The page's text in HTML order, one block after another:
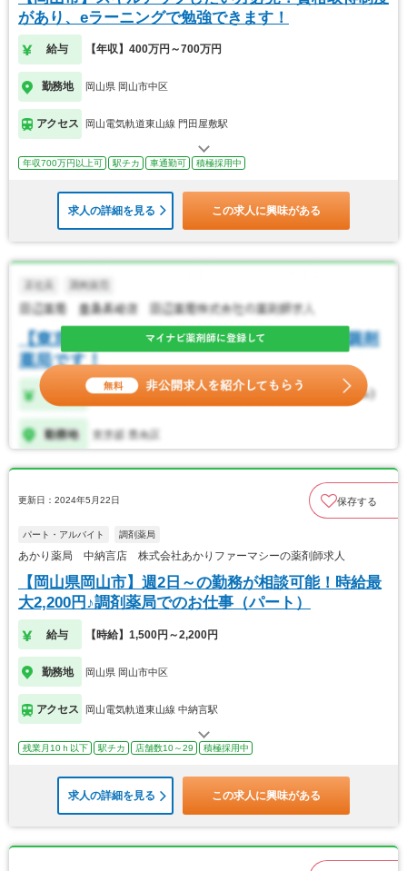
があり、eラーニングで勉強できます！
給与 【年収】400万円～700万円
勤務地 岡山県 岡山市中区
アクセス 岡山電気軌道東山線 門田屋敷駅
年収700万円以上可 駅チカ 車通勤可 積極採用中
求人の詳細を見る この求人に興味がある
更新日：2024年5月22日 保存する
パート・アルバイト 調剤薬局
あかり薬局 中納言店 株式会社あかりファーマシーの薬剤師求人
【岡山県岡山市】週2日～の勤務が相談可能！時給最
大2,200円♪調剤薬局でのお仕事（パート）
給与 【時給】1,500円～2,200円
勤務地 岡山県 岡山市中区
アクセス 岡山電気軌道東山線 中納言駅
残業月10ｈ以下 駅チカ 店舗数10～29 積極採用中
求人の詳細を見る この求人に興味がある